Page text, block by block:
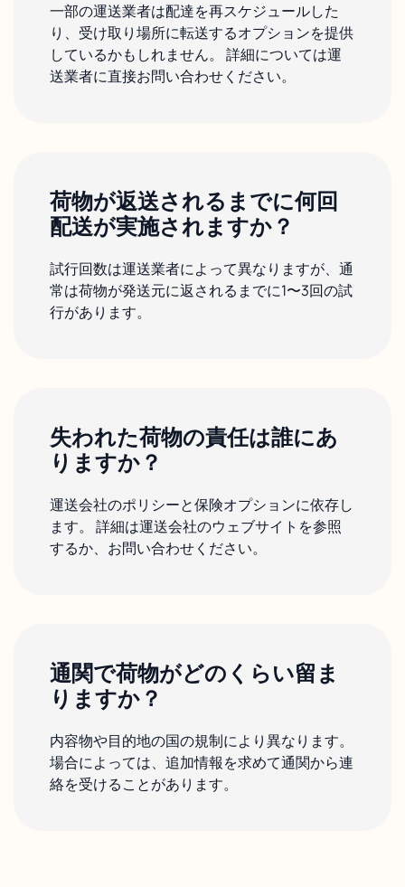
一部の運送業者は配達を再スケジュールした
り、受け取り場所に転送するオプションを提供
しているかもしれません。 詳細については運
送業者に直接お問い合わせください。
荷物が返送されるまでに何回
配送が実施されますか？
試行回数は運送業者によって異なりますが、通
常は荷物が発送元に返されるまでに1〜3回の試
行があります。
失われた荷物の責任は誰にあ
りますか？
運送会社のポリシーと保険オプションに依存し
ます。 詳細は運送会社のウェブサイトを参照
するか、お問い合わせください。
通関で荷物がどのくらい留ま
りますか？
内容物や目的地の国の規制により異なります。
場合によっては、追加情報を求めて通関から連
絡を受けることがあります。